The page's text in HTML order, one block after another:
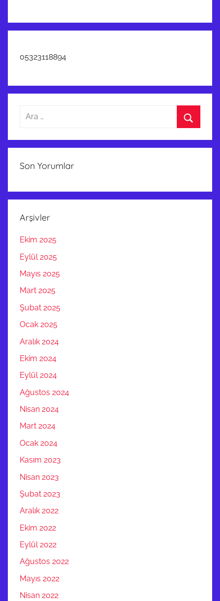
05323118894
Arama:
Son Yorumlar
Arşivler
Ekim 2025
Eylül 2025
Mayıs 2025
Mart 2025
Şubat 2025
Ocak 2025
Aralık 2024
Ekim 2024
Eylül 2024
Ağustos 2024
Nisan 2024
Mart 2024
Ocak 2024
Kasım 2023
Nisan 2023
Şubat 2023
Aralık 2022
Ekim 2022
Eylül 2022
Ağustos 2022
Mayıs 2022
Nisan 2022